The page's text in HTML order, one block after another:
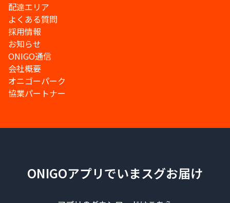
配達エリア
よくある質問
採用情報
お知らせ
ONIGO通信
会社概要
オニゴーパーク
協業パートナー
ONIGOアプリでいまスグお届け